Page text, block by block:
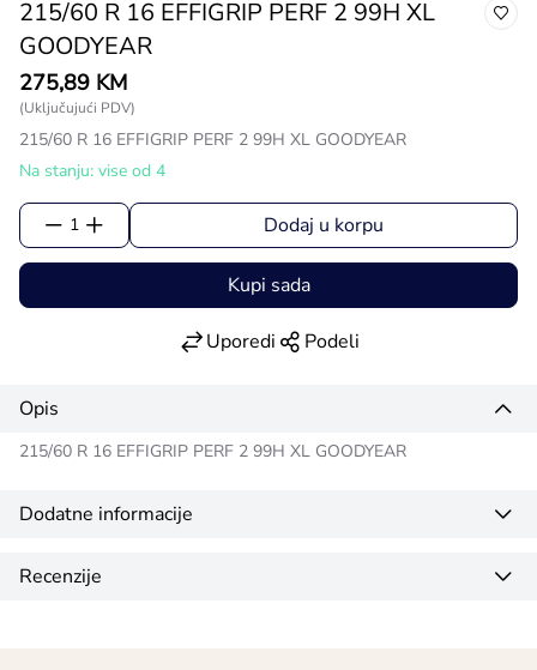
215/60 R 16 EFFIGRIP PERF 2 99H XL
GOODYEAR
275,89 KM
(Uključujući PDV)
215/60 R 16 EFFIGRIP PERF 2 99H XL GOODYEAR
Na stanju: vise od 4
1 Dodaj u korpu
Kupi sada
Uporedi Podeli
Opis
215/60 R 16 EFFIGRIP PERF 2 99H XL GOODYEAR
Dodatne informacije
Recenzije